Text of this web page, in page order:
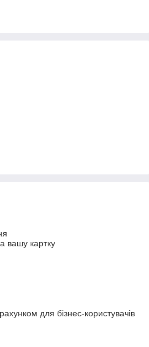
вашу картку
для бізнес-користувачів